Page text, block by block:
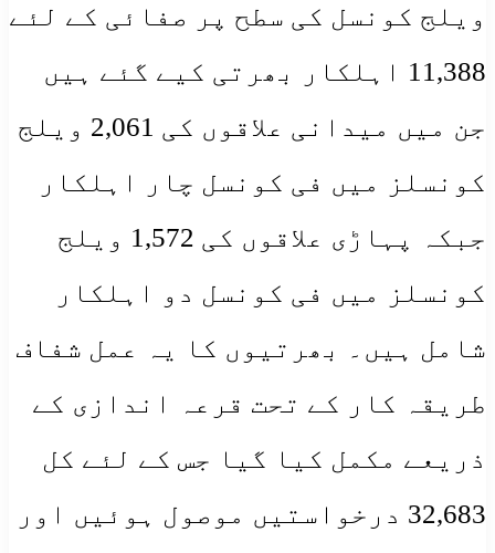
ویلج کونسل کی سطح پر صفائی کے لئے
11,388 اہلکار بھرتی کیے گئے ہیں
جن میں میدانی علاقوں کی 2,061 ویلج
کونسلز میں فی کونسل چار اہلکار
جبکہ پہاڑی علاقوں کی 1,572 ویلج
کونسلز میں فی کونسل دو اہلکار
شامل ہیں۔ بھرتیوں کا یہ عمل شفاف
طریقہ کار کے تحت قرعہ اندازی کے
ذریعے مکمل کیا گیا جس کے لئے کل
32,683 درخواستیں موصول ہوئیں اور